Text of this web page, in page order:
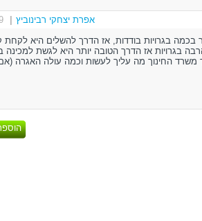
אפרת יצחקי רבינוביץ
בכמה בגרויות בודדות, אז הדרך להשלים היא לקחת
בגרויות אז הדרך הטובה יותר היא לגשת למכינה
החינוך מה עליך לעשות וכמה עולה האגרה